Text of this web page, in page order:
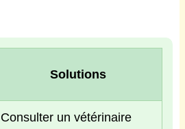
Solutions
Consulter un vétérinaire